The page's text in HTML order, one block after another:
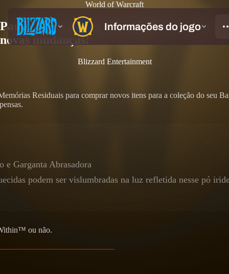
World of Warcraft
Participe do evento Ecos Radiantes com
novas mudanças!
Blizzard Entertainment
Residuais para comprar novos itens para a coleção do seu
e Garganta Abrasadora
podem ser vislumbradas na luz refletida nesse pó
ou não.